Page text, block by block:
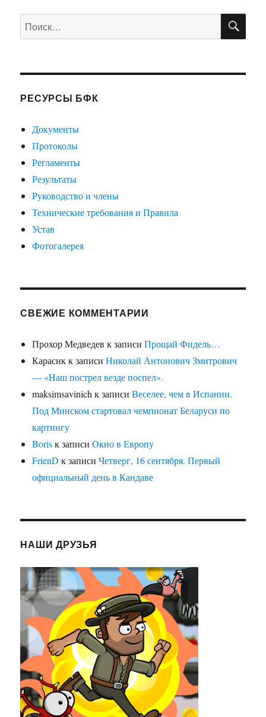
Искать:
РЕСУРСЫ БФК
Документы
Протоколы
Регламенты
Результаты
Руководство и члены
Технические требования и Правила
Устав
Фотогалерея
СВЕЖИЕ КОММЕНТАРИИ
Прохор Медведев к записиПрощай Фидель…
Карасикк записиНиколай Антонович Змитрович
— «Наш пострел везде поспел».
maksimsavinich к записиВеселее, чем в Испании.
Под Минском стартовал чемпионат Беларуси по
картингу
Borisк записиОкно в Европу
FrienD к записиЧетверг, 16 сентября. Первый
официальный день в Кандаве
НАШИ ДРУЗЬЯ